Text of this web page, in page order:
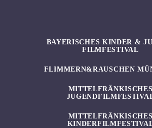
BAYERISCHES KINDER &
FILMFESTIVAL
FLIMMERN&RAUSCHEN
MITTELFRÄNKISCHES
MITTELFRÄNKISCHES